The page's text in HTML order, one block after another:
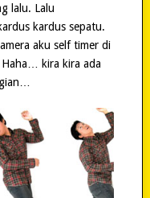
lalu. Lalu
kardus sepatu.
aku self timer di
kira kira ada